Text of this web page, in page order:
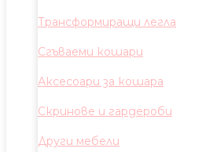
Трансформиращи легла
Сгъваеми кошари
Аксесоари за кошара
Скринове и гардероби
Други мебели